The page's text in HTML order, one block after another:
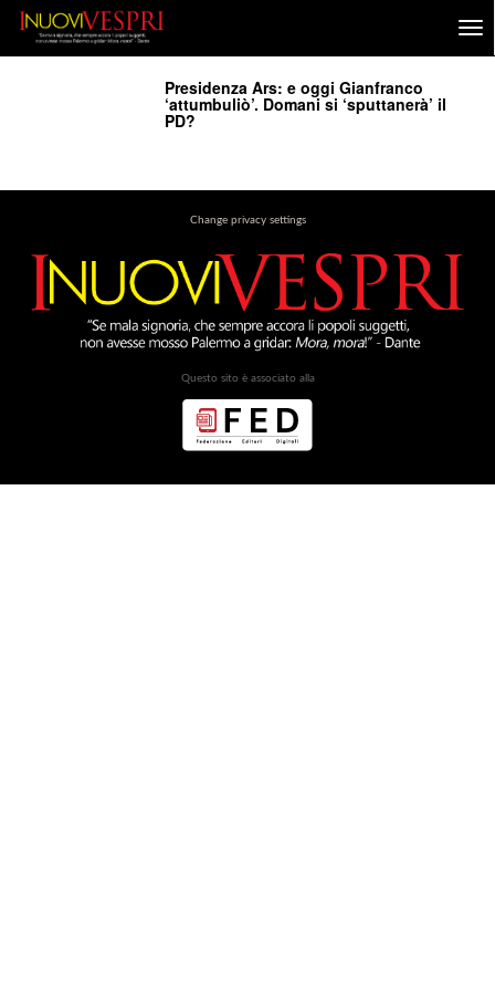
Presidenza Ars: e oggi Gianfranco
‘attumbuliò’. Domani si ‘sputtanerà’ il
PD?
Change privacy settings
Questo sito è associato alla